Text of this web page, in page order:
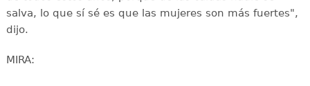
salva, lo que sí sé es que las mujeres son más fuertes",
dijo.
MIRA: